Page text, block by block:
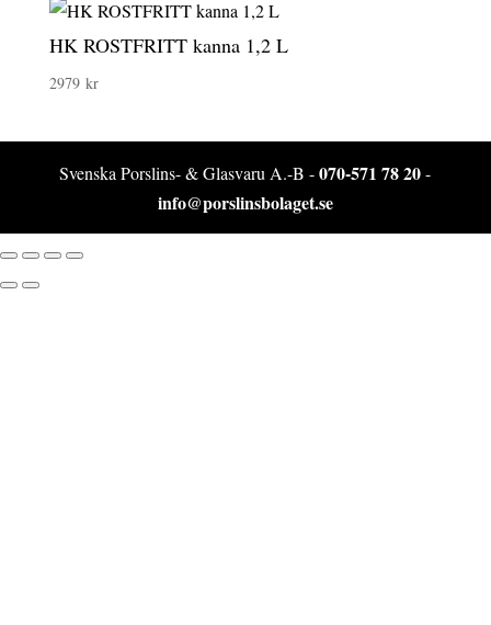
HK ROSTFRITT kanna 1,2 L
2979 kr
Svenska Porslins- & Glasvaru A.-B -070-571 78 20-
info@porslinsbolaget.se